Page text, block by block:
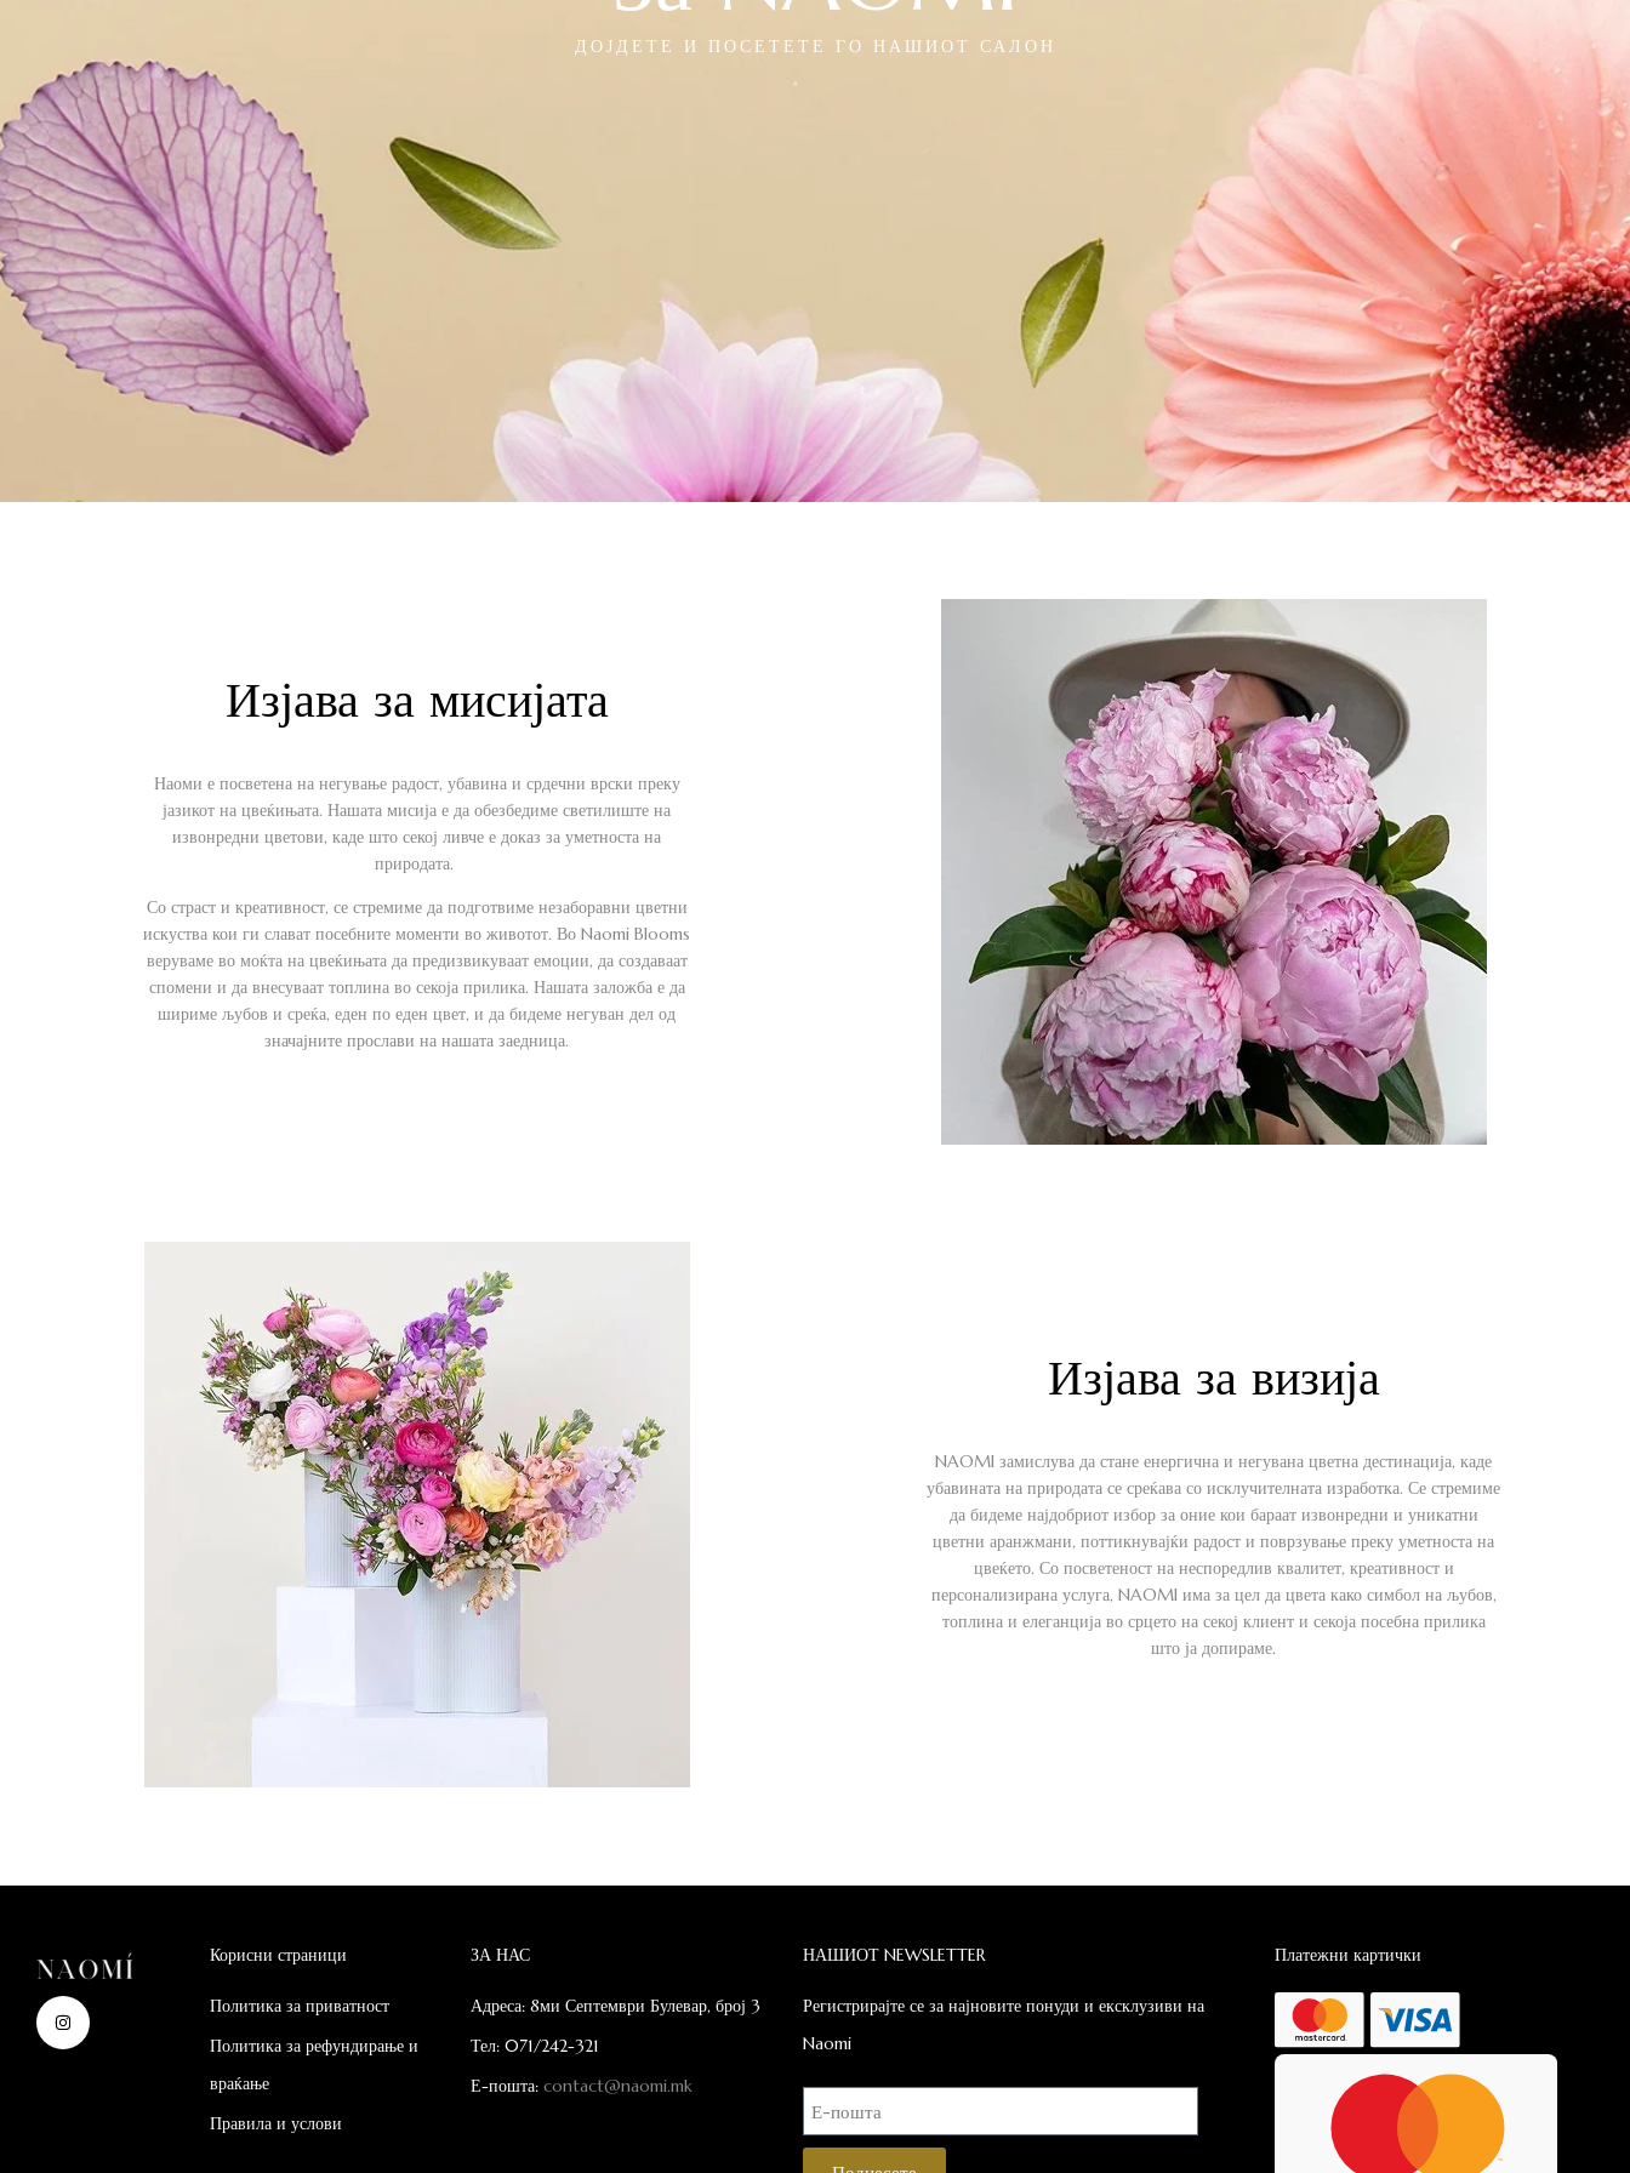
ДОЈДЕТЕ И ПОСЕТЕТЕ ГО НАШИОТ САЛОН
Изјава за мисијата
Наоми е посветена на негување радост, убавина и срдечни врски преку
јазикот на цвеќињата. Нашата мисија е да обезбедиме светилиште на
извонредни цветови, каде што секој ливче е доказ за уметноста на
природата.
Со страст и креативност, се стремиме да подготвиме незаборавни цветни
искуства кои ги слават посебните моменти во животот. Во Naomi Blooms
веруваме во моќта на цвеќињата да предизвикуваат емоции, да создаваат
спомени и да внесуваат топлина во секоја прилика. Нашата заложба е да
шириме љубов и среќа, еден по еден цвет, и да бидеме негуван дел од
значајните прослави на нашата заедница.
Изјава за визија
NAOMI замислува да стане енергична и негувана цветна дестинација, каде
убавината на природата се среќава со исклучителната изработка. Се стремиме
да бидеме најдобриот избор за оние кои бараат извонредни и уникатни
цветни аранжмани, поттикнувајќи радост и поврзување преку уметноста на
цвеќето. Со посветеност на неспоредлив квалитет, креативност и
персонализирана услуга, NAOMI има за цел да цвета како симбол на љубов,
топлина и елеганција во срцето на секој клиент и секоја посебна прилика
што ја допираме.
Корисни страници
Политика за приватност
Политика за рефундирање и
враќање
Правила и услови
ЗА НАС
Адреса: 8ми Септември Булевар, број 3
Тел: 071/242-321
Е-пошта:contact@naomi.mk
НАШИОТ NEWSLETTER
Регистрирајте се за најновите понуди и ексклузиви на
Naomi
Платежни картички